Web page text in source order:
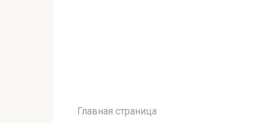
Главная страница